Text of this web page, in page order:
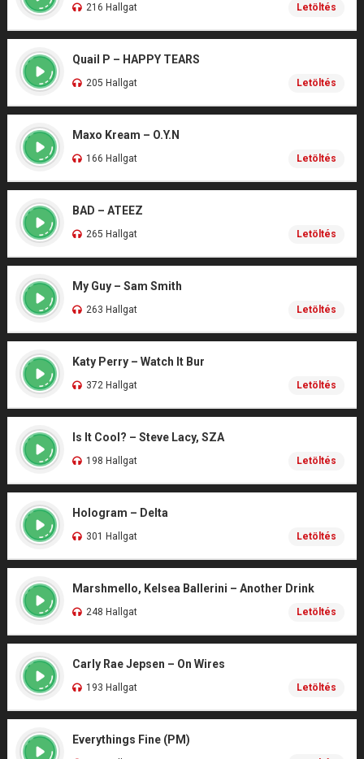
216 Hallgat Letöltés
Quail P – HAPPY TEARS
205 Hallgat Letöltés
Maxo Kream – O.Y.N
166 Hallgat Letöltés
BAD – ATEEZ
265 Hallgat Letöltés
My Guy – Sam Smith
263 Hallgat Letöltés
Katy Perry – Watch It Bur
372 Hallgat Letöltés
Is It Cool? – Steve Lacy, SZA
198 Hallgat Letöltés
Hologram – Delta
301 Hallgat Letöltés
Marshmello, Kelsea Ballerini – Another Drink
248 Hallgat Letöltés
Carly Rae Jepsen – On Wires
193 Hallgat Letöltés
Everythings Fine (PM)